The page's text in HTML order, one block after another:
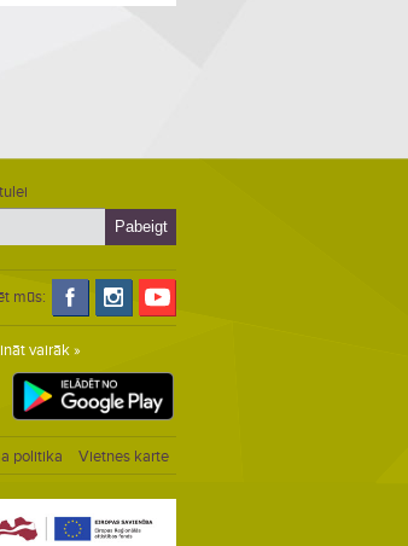
mūs:
vairāk »
politika Vietnes karte